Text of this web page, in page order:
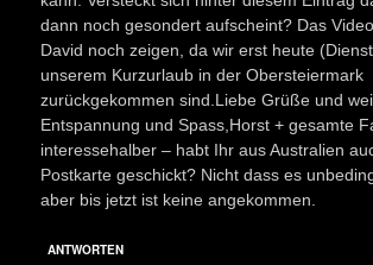
dann noch gesondert aufscheint? Das
David noch zeigen, da wir erst heute
unserem Kurzurlaub in der Obersteiermark
zurückgekommen sind.Liebe Grüße und
Entspannung und Spass,Horst + gesamte
interessehalber – habt Ihr aus Australien
Postkarte geschickt? Nicht dass es
aber bis jetzt ist keine angekommen.
ANTWORTEN